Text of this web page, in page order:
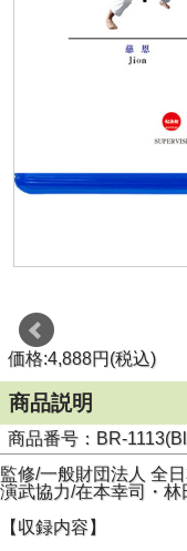
価格:4,888円(税込)
商品説明
商品番号：BR-
監修/一般財団法人 全
演武協力/在本幸司・
【収録内容】